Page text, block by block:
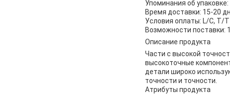
Упоминания об
Время доставки: 15-20
Условия оплаты: L/C, T/T
Возможности поставки:
Описание продукта
Части с высокой
высокоточные
детали широко
точности и точности.
Атрибуты продукта